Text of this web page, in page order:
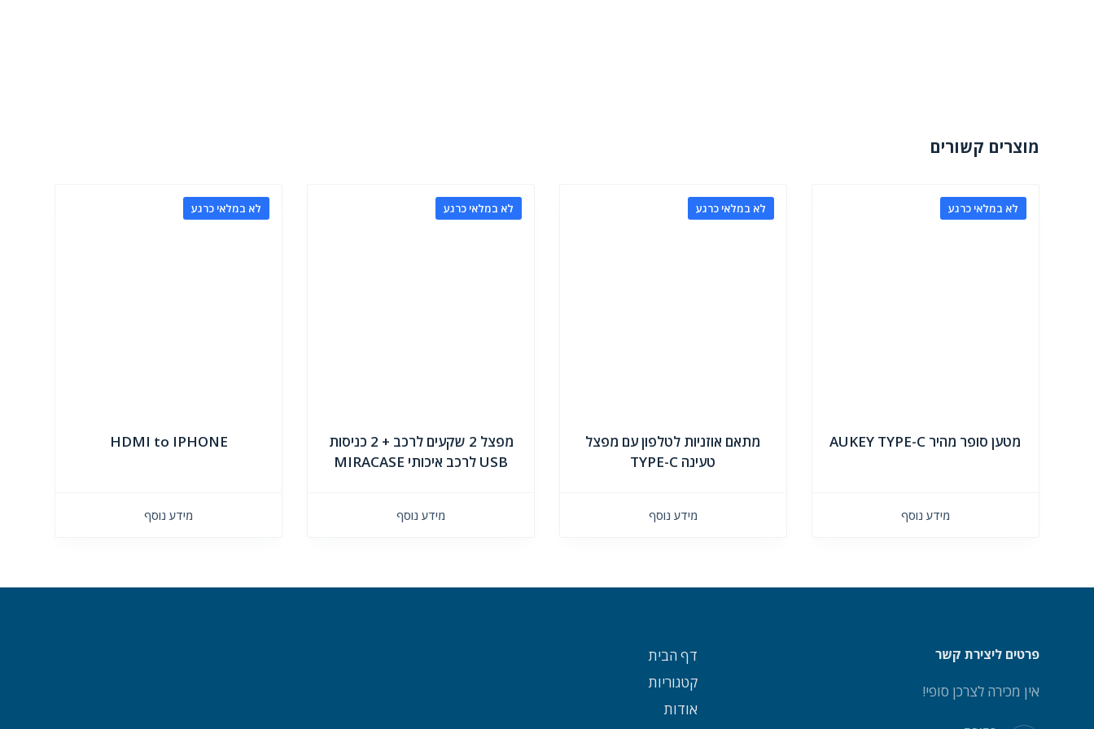
מוצרים קשורים
לא במלאי כרגע
מטען סופר מהיר AUKEY TYPE-C
מידע נוסף
לא במלאי כרגע
מתאם אוזניות לטלפון עם מפצל
טעינה TYPE-C
מידע נוסף
לא במלאי כרגע
מפצל 2 שקעים לרכב + 2 כניסות
USB לרכב איכותי MIRACASE
מידע נוסף
לא במלאי כרגע
HDMI to IPHONE
מידע נוסף
פרטים ליצירת קשר
אין מכירה לצרכן סופי!
דף הבית
קטגוריות
אודות